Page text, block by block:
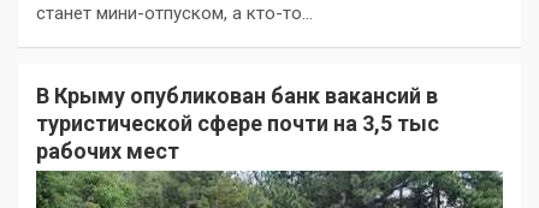
станет мини-отпуском, а кто-то…
В Крыму опубликован банк вакансий в
туристической сфере почти на 3,5 тыс
рабочих мест